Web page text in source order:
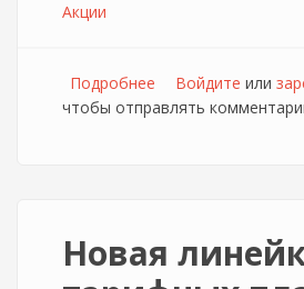
Акции
Подробнее о Большая волна
за 499р/мес.
Войдите или
чтобы отправлять
Новая